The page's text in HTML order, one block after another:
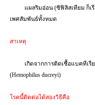
แผลริมอ่อน (ซิฟิลิสเทียม ก็
เพศสัมพันธ์ทั้งหมด
สาเหตุ
เกิดจากการติดเชื้อแบคทีเ
(Hemophilus ducreyi)
โรคนี้ติดต่อได้สองวิธีคือ